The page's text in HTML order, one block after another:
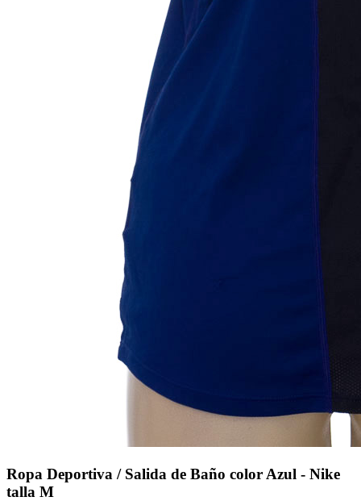
Ropa Deportiva / Salida de Baño color Azul - Nike
talla M